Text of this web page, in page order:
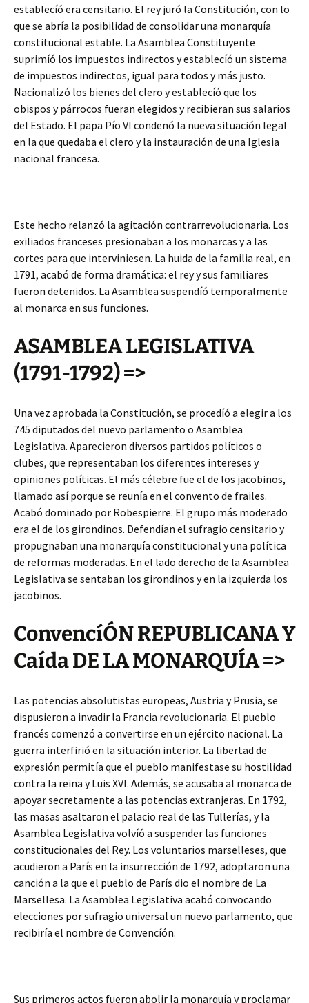
establecíó era censitario. El rey juró la Constitución, con lo
que se abría la posibilidad de consolidar una monarquía
constitucional estable. La Asamblea Constituyente
suprimíó los impuestos indirectos y establecíó un sistema
de impuestos indirectos, igual para todos y más justo.
Nacionalizó los bienes del clero y establecíó que los
obispos y párrocos fueran elegidos y recibieran sus salarios
del Estado. El papa Pío VI condenó la nueva situación legal
en la que quedaba el clero y la instauración de una Iglesia
nacional francesa.
Este hecho relanzó la agitación contrarrevolucionaria. Los
exiliados franceses presionaban a los monarcas y a las
cortes para que interviniesen. La huida de la familia real, en
1791, acabó de forma dramática: el rey y sus familiares
fueron detenidos. La Asamblea suspendíó temporalmente
al monarca en sus funciones.
ASAMBLEA LEGISLATIVA
(1791-1792) =>
Una vez aprobada la Constitución, se procedíó a elegir a los
745 diputados del nuevo parlamento o Asamblea
Legislativa. Aparecieron diversos partidos políticos o
clubes, que representaban los diferentes intereses y
opiniones políticas. El más célebre fue el de los jacobinos,
llamado así porque se reunía en el convento de frailes.
Acabó dominado por Robespierre. El grupo más moderado
era el de los girondinos. Defendían el sufragio censitario y
propugnaban una monarquía constitucional y una política
de reformas moderadas. En el lado derecho de la Asamblea
Legislativa se sentaban los girondinos y en la izquierda los
jacobinos.
ConvencíÓN REPUBLICANA Y
Caída DE LA MONARQUÍA =>
Las potencias absolutistas europeas, Austria y Prusia, se
dispusieron a invadir la Francia revolucionaria. El pueblo
francés comenzó a convertirse en un ejército nacional. La
guerra interfirió en la situación interior. La libertad de
expresión permitía que el pueblo manifestase su hostilidad
contra la reina y Luis XVI. Además, se acusaba al monarca de
apoyar secretamente a las potencias extranjeras. En 1792,
las masas asaltaron el palacio real de las Tullerías, y la
Asamblea Legislativa volvíó a suspender las funciones
constitucionales del Rey. Los voluntarios marselleses, que
acudieron a París en la insurrección de 1792, adoptaron una
canción a la que el pueblo de París dio el nombre de La
Marsellesa. La Asamblea Legislativa acabó convocando
elecciones por sufragio universal un nuevo parlamento, que
recibiría el nombre de Convencíón.
Sus primeros actos fueron abolir la monarquía y proclamar